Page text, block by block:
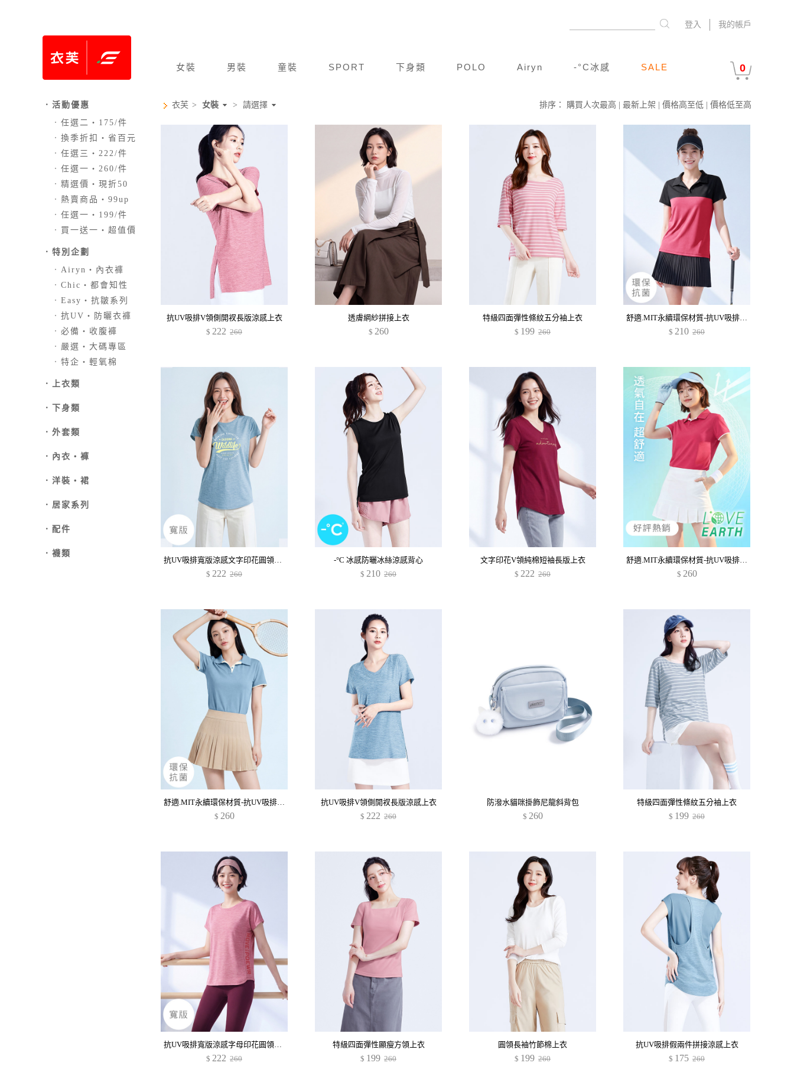
我的帳戶
登入
女裝 男裝 童裝 SPORT 下身類 POLO Airyn -°C冰感 SALE 0
．活動優惠
． 任選二‧175/件
． 換季折扣‧省百元
． 任選三‧222/件
． 任選一‧260/件
． 精選價‧現折50
． 熱賣商品‧99up
． 任選一‧199/件
． 買一送一‧超值價
． 特別企劃
． Airyn‧內衣褲
． Chic‧都會知性
． Easy‧抗皺系列
． 抗UV‧防曬衣褲
． 必備‧收腹褲
． 嚴選‧大碼專區
． 特企‧輕氧棉
． 上衣類
． 下身類
．外套類
． 內衣‧褲
． 洋裝‧裙
． 居家系列
． 配件
．襪類
衣芙 > 女裝 > 請選擇 排序： 購買人次最高 最新上架 價格高至低 價格低至高
抗UV吸排V領側開衩長版涼感上衣
$ 222 260
透膚網紗拼接上衣
$ 260
特級四面彈性條紋五分袖上衣
$ 199 260
舒適.MIT永續環保材質-抗UV吸排抗菌配色polo衫
$ 210 260
抗UV吸排寬版涼感文字印花圓領上衣
$ 222 260
-°C 冰感防曬冰絲涼感背心
$ 210 260
文字印花V領純棉短袖長版上衣
$ 222 260
舒適.MIT永續環保材質-抗UV吸排抗菌拼色polo衫
$ 260
舒適.MIT永續環保材質-抗UV吸排抗菌拼色polo衫
$ 260
抗UV吸排V領側開衩長版涼感上衣
$ 222 260
防潑水貓咪掛飾尼龍斜背包
$ 260
特級四面彈性條紋五分袖上衣
$ 199 260
抗UV吸排寬版涼感字母印花圓領上衣
$ 222 260
特級四面彈性顯瘦方領上衣
$ 199 260
圓領長袖竹節棉上衣
$ 199 260
抗UV吸排假兩件拼接涼感上衣
$ 175 260